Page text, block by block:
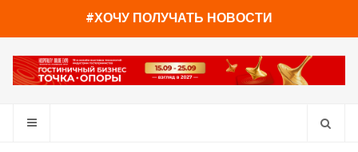
#ХОЧУ ПОЛУЧАТЬ НОВОСТИ